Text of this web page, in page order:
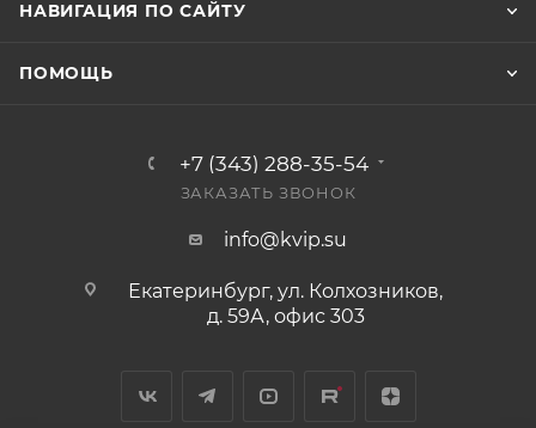
НАВИГАЦИЯ ПО САЙТУ
ПОМОЩЬ
+7 (343) 288-35-54
ЗАКАЗАТЬ ЗВОНОК
info@kvip.su
Екатеринбург, ул. Колхозников,
д. 59А, офис 303